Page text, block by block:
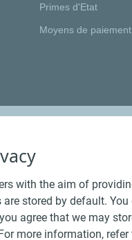
Primes d'Etat
Moyens de paiement
with the aim of
stored by default.
agree that we may
more information,